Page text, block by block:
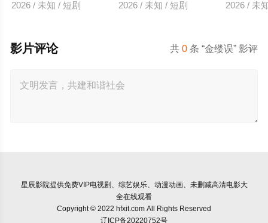
2026 / 未知 / 短剧 2026 / 未知 / 短剧 2026 / 未
共0 条 “金缕误” 影评
影片评论
星辰影院提供免费VIP电视剧、综艺娱乐、动漫动画、未删减高清电影大
全在线观看
Copyright © 2022 hfxit.com All Rights Reserved
辽ICP备20220752号